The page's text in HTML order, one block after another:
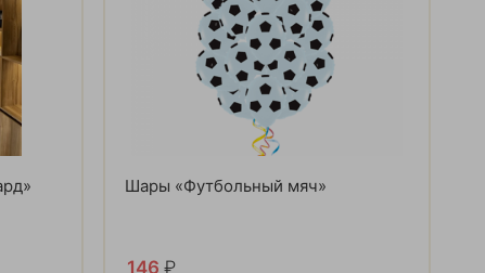
Шары «Футбольный мяч»
146 ₽